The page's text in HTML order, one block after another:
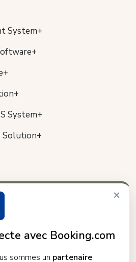
×
avec Booking.com
sommes un partenaire
System+
System+
Solution+